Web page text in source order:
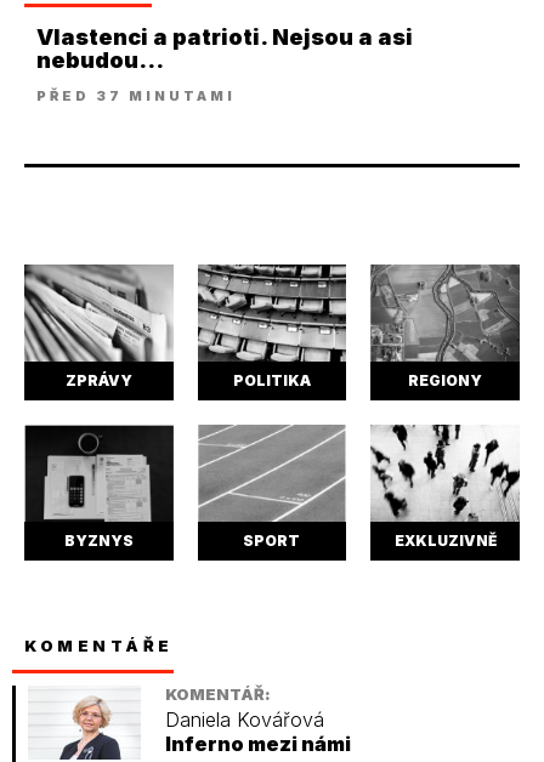
Vlastenci a patrioti. Nejsou a asi
nebudou...
PŘED 37 MINUTAMI
ZPRÁVY POLITIKA REGIONY
BYZNYS SPORT EXKLUZIVNĚ
KOMENTÁŘE
KOMENTÁŘ:
Daniela Kovářová
Inferno mezi námi